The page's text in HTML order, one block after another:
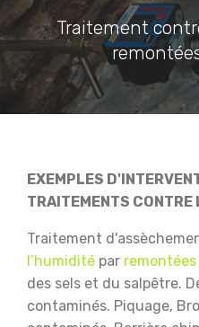
Traitement
EXEMPLES
TRAITEMENTS CONTRE
Traitement
l’humidité par
des sels et du salpêtre.
contaminés. Piquage,